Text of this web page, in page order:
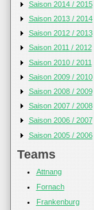
Saison 2014 / 2015
Saison 2013 / 2014
Saison 2012 / 2013
Saison 2011 / 2012
Saison 2010 / 2011
Saison 2009 / 2010
Saison 2008 / 2009
Saison 2007 / 2008
Saison 2006 / 2007
Saison 2005 / 2006
Teams
Attnang
Fornach
Frankenburg